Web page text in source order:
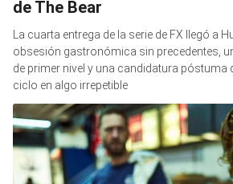
de The Bear
La cuarta entrega de la serie de FX llegó a
obsesión gastronómica sin precedentes,
de primer nivel y una candidatura póstuma
ciclo en algo irrepetible